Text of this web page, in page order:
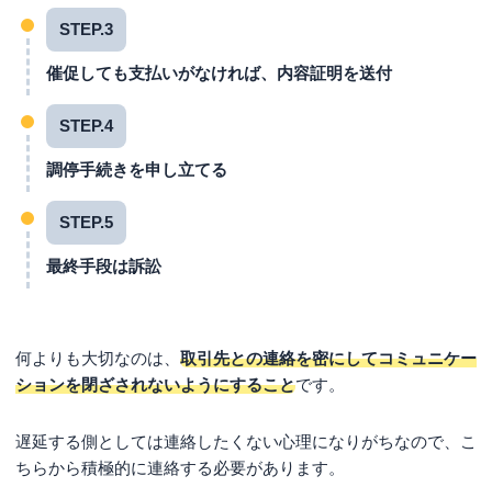
STEP.3
催促しても支払いがなければ、内容証明を送付
STEP.4
調停手続きを申し立てる
STEP.5
最終手段は訴訟
何よりも大切なのは、 取引先との連絡を密にしてコミュニケー
ションを閉ざされないようにすることです。
遅延する側としては連絡したくない心理になりがちなので、こ
ちらから積極的に連絡する必要があります。